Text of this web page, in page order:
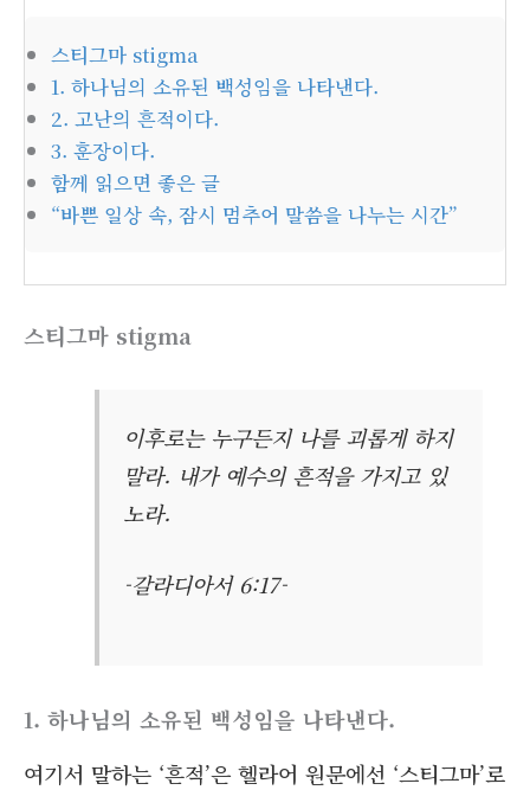
스티그마 stigma
1. 하나님의 소유된 백성임을 나타낸다.
2. 고난의 흔적이다.
3. 훈장이다.
함께 읽으면 좋은 글
“바쁜 일상 속, 잠시 멈추어 말씀을 나누는 시간”
스티그마 stigma
이후로는 누구든지 나를 괴롭게 하지
말라. 내가 예수의 흔적을 가지고 있
노라.
-갈라디아서 6:17-
1. 하나님의 소유된 백성임을 나타낸다.
여기서 말하는 ‘흔적’은 헬라어 원문에선 ‘스티그마’로